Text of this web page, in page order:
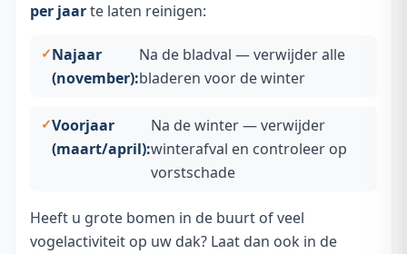
per jaarte laten reinigen:
Najaar
(november):
Na de bladval — verwijder alle
bladeren voor de winter
Voorjaar
(maart/april):
Na de winter — verwijder
winterafval en controleer op
vorstschade
Heeft u grote bomen in de buurt of veel
vogelactiviteit op uw dak? Laat dan ook in de